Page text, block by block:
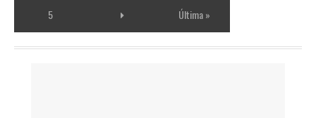
5 Última »